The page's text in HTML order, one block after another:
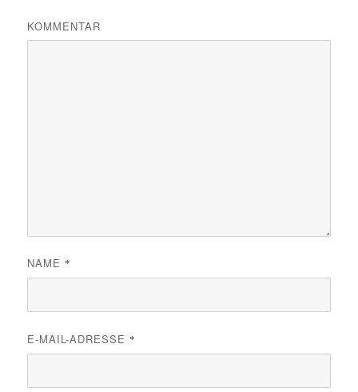
KOMMENTAR
NAME *
E-MAIL-ADRESSE *